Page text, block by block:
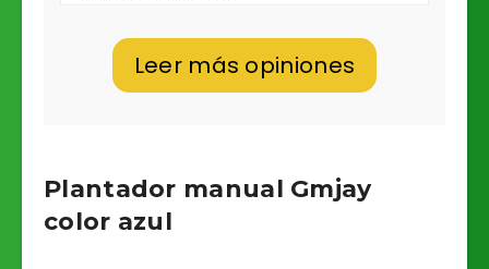
Leer más opiniones
Plantador manual Gmjay
color azul